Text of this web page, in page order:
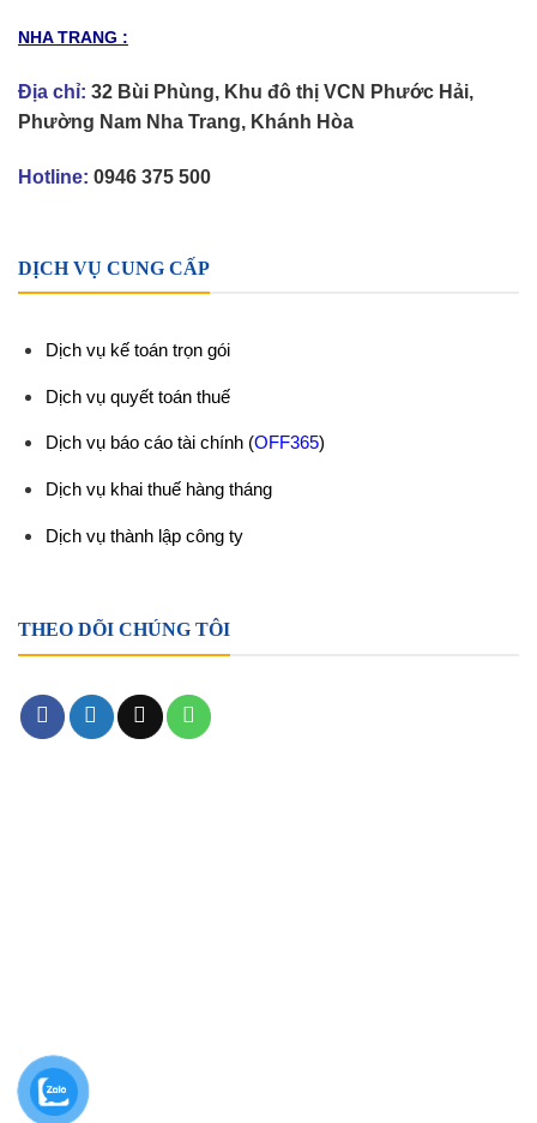
NHA TRANG :
Địa chỉ: 32 Bùi Phùng, Khu đô thị VCN Phước Hải,
Phường Nam Nha Trang, Khánh Hòa
Hotline: 0946 375 500
DỊCH VỤ CUNG CẤP
Dịch vụ kế toán trọn gói
Dịch vụ quyết toán thuế
Dịch vụ báo cáo tài chính (OFF365)
Dịch vụ khai thuế hàng tháng
Dịch vụ thành lập công ty
THEO DÕI CHÚNG TÔI